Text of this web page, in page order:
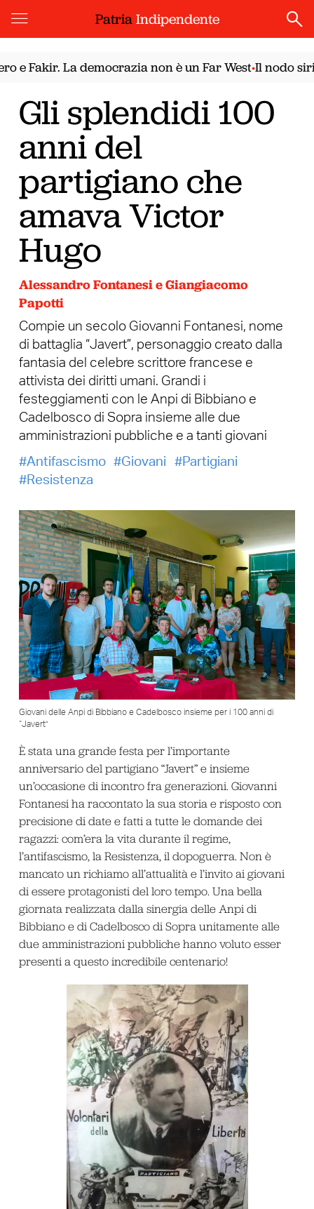
PatriaIndipendente
Fakir. La democrazia non è un Far West•Il nodo
Gli splendidi 100
anni del
partigiano che
amava Victor
Hugo
Alessandro Fontanesi e Giangiacomo
Papotti
Compie un secolo Giovanni Fontanesi, nome
di battaglia “Javert”, personaggio creato dalla
fantasia del celebre scrittore francese e
attivista dei diritti umani. Grandi i
festeggiamenti con le Anpi di Bibbiano e
Cadelbosco di Sopra insieme alle due
amministrazioni pubbliche e a tanti giovani
Antifascismo
Giovani
Partigiani
Resistenza
Giovani delle Anpi di Bibbiano e Cadelbosco insieme per i 100 anni di
“Javert”
È stata una grande festa per l’importante
anniversario del partigiano “Javert” e insieme
un’occasione di incontro fra generazioni. Giovanni
Fontanesi ha raccontato la sua storia e risposto con
precisione di date e fatti a tutte le domande dei
ragazzi: com’era la vita durante il regime,
l’antifascismo, la Resistenza, il dopoguerra. Non è
mancato un richiamo all’attualità e l’invito ai giovani
di essere protagonisti del loro tempo. Una bella
giornata realizzata dalla sinergia delle Anpi di
Bibbiano e di Cadelbosco di Sopra unitamente alle
due amministrazioni pubbliche hanno voluto esser
presenti a questo incredibile centenario!